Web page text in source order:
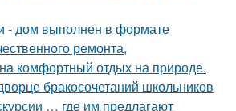
- дом выполнен в формате
ремонта,
комфортный отдых на природе.
бракосочетаний школьников
… где им предлагают